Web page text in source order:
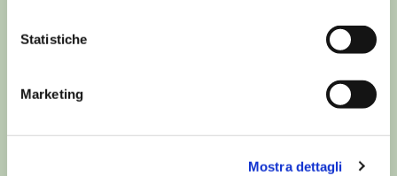
Statistiche
Marketing
Mostra dettagli
37133 Verona - Italia
Partita iva: 00230010233